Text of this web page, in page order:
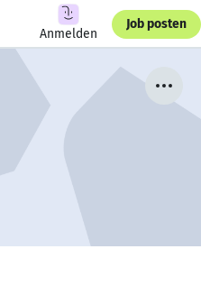
Anmelden
Job posten